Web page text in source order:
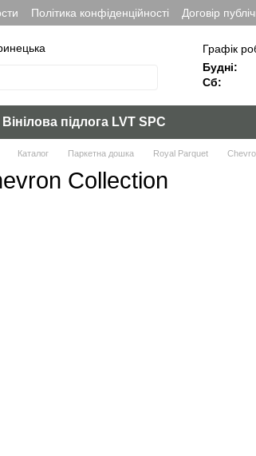
Політика конфіденційності Договір
Графік
Будні:
Сб:
Вінілова підлога LVT SPC
Каталог Паркетна дошка Royal Parquet
Collection